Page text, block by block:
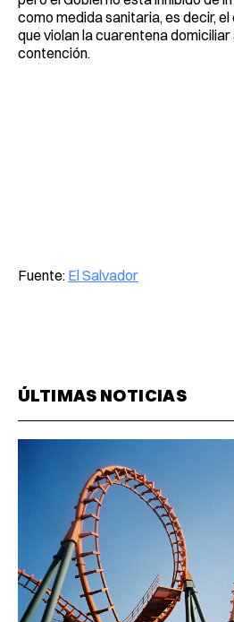
como medida sanitaria, es decir,
que violan la cuarentena
contención.
Fuente: El Salvador
ÚLTIMAS NOTICIAS